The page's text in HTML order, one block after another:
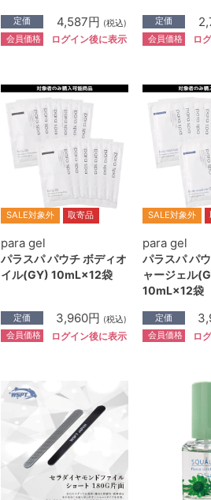
定価 4,587円 (税込)
会員価格 ログイン後に表示
定価
会員価格 ロ
SALE対象外 取寄品
para gel
パラスパ パウチ ボディオ
イル(GY) 10mL×12袋
定価 3,960円 (税込)
会員価格 ログイン後に表示
SALE対象外
para gel
パラスパ パ
ャージェル
10mL×12袋
定価
会員価格 ロ